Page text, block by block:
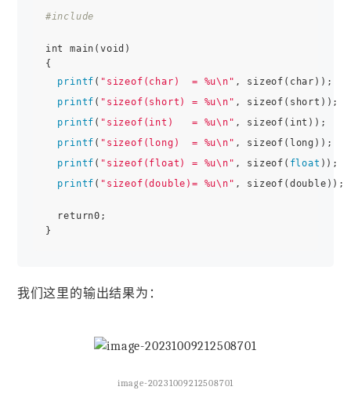
#include
int main(void)
{
printf ( "sizeof(char)  = %u\n" , sizeof(char));
printf ( "sizeof(short) = %u\n" , sizeof(short));
printf ( "sizeof(int)   = %u\n" , sizeof(int));
printf ( "sizeof(long)  = %u\n" , sizeof(long));
printf ( "sizeof(float) = %u\n" , sizeof( float ));
printf ( "sizeof(double)= %u\n" , sizeof(double));
return0;
我们这里的输出结果为：
image-20231009212508701